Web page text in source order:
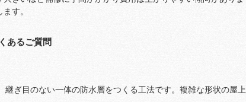
す。
あるご質問
継ぎ目のない一体の防水層をつくる工法です。複雑な形状の屋上